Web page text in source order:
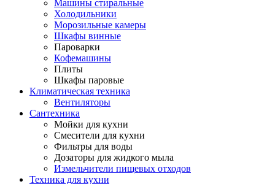
Машины стиральные
Холодильники
Морозильные камеры
Шкафы винные
Пароварки
Кофемашины
Плиты
Шкафы паровые
Климатическая техника
Вентиляторы
Сантехника
Мойки для кухни
Смесители для кухни
Фильтры для воды
Дозаторы для жидкого мыла
Измельчители пищевых отходов
Техника для кухни